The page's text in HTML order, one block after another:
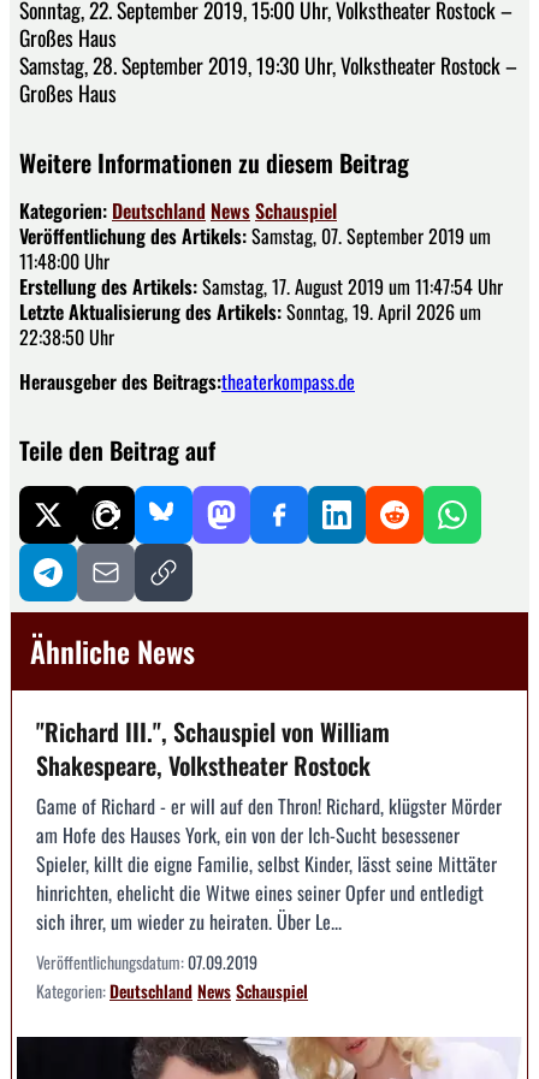
Sonntag, 22. September 2019, 15:00 Uhr, Volkstheater Rostock –
Großes Haus
Samstag, 28. September 2019, 19:30 Uhr, Volkstheater Rostock –
Großes Haus
Weitere Informationen zu diesem Beitrag
Kategorien: Deutschland NewsSchauspiel
Veröffentlichung des Artikels:Samstag, 07. September 2019 um
11:48:00 Uhr
Erstellung des Artikels:Samstag, 17. August 2019 um 11:47:54 Uhr
Letzte Aktualisierung des Artikels:Sonntag, 19. April 2026 um
22:38:50 Uhr
Herausgeber des Beitrags:theaterkompass.de
Teile den Beitrag auf
Ähnliche News
"Richard III.", Schauspiel von William
Shakespeare, Volkstheater Rostock
Game of Richard - er will auf den Thron! Richard, klügster Mörder
am Hofe des Hauses York, ein von der Ich-Sucht besessener
Spieler, killt die eigne Familie, selbst Kinder, lässt seine Mittäter
hinrichten, ehelicht die Witwe eines seiner Opfer und entledigt
sich ihrer, um wieder zu heiraten. Über Le...
Veröffentlichungsdatum:07.09.2019
Kategorien:DeutschlandNewsSchauspiel